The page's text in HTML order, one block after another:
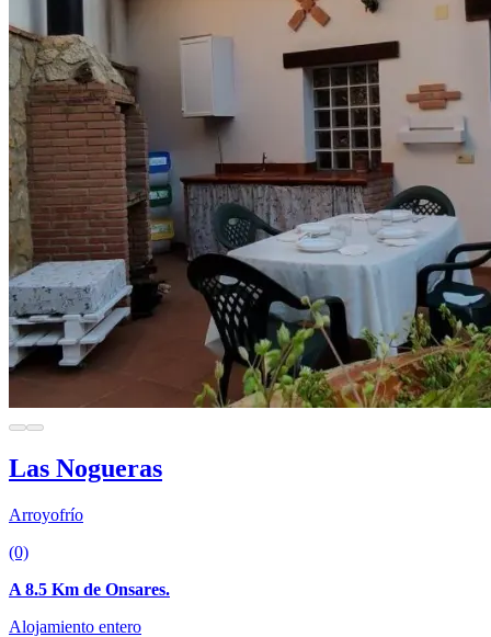
Las Nogueras
Arroyofrío
(0)
A 8.5 Km de Onsares.
Alojamiento entero